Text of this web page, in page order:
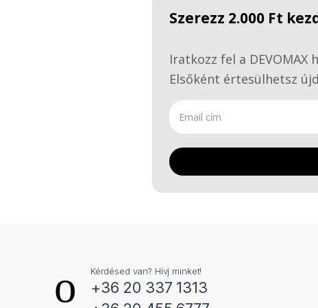
Szerezz 2.000 Ft
Iratkozz fel a DEVOMAX
Elsőként értesülhetsz
Kérdésed van? Hívj minket!
+36 20 337 1313